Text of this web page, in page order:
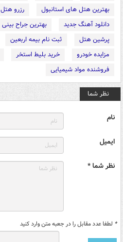
بهترین هتل های استانبول
رزرو
دانلود آهنگ جدید
بهترین جراح
پرشین هتل
ثبت نام بیمه اربعین
مزایده خودرو
خرید بلیط استخر
فروشنده مواد شیمیایی
نظر شما
نام
ایمیل
نظر شما *
* لطفا عدد مقابل را در جعبه متن وارد کنید